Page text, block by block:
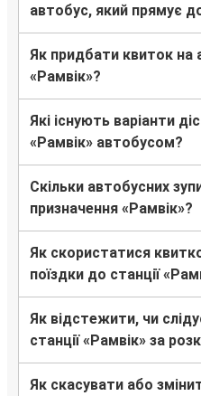
автобус, який прямує
Як придбати квиток на
«Рамвік»?
Які існують варіанти
«Рамвік» автобусом?
Скільки автобусних
призначення «Рамвік»?
Як скористатися
поїздки до станції
Як відстежити, чи
станції «Рамвік» за
Як скасувати або